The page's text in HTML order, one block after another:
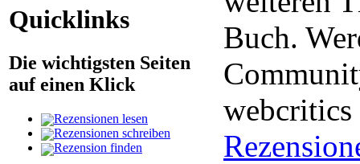
Quicklinks
Die wichtigsten Seiten
auf einen Klick
Rezensionen lesen
Rezensionen schreiben
Rezension finden
Buch.